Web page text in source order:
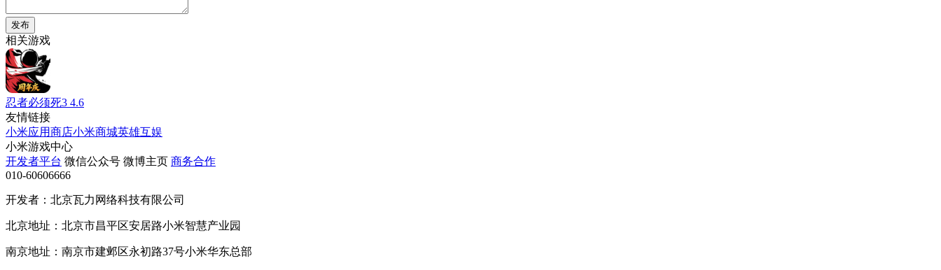
发布
相关游戏
忍者必须死3 4.6
友情链接
小米应用商店小米商城英雄互娱
小米游戏中心
开发者平台 微信公众号 微博主页 商务合作
010-60606666
开发者：北京瓦力网络科技有限公司
北京地址：北京市昌平区安居路小米智慧产业园
南京地址：南京市建邺区永初路37号小米华东总部